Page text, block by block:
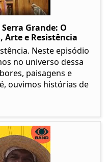
Grande: O
Arte e Resistência
Neste episódio
no universo dessa
paisagens e
ouvimos histórias de